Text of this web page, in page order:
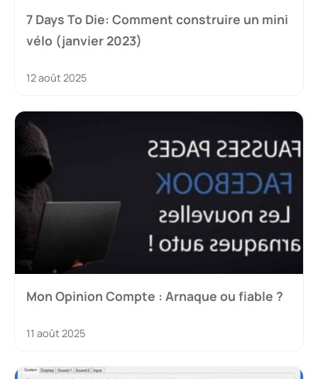
7 Days To Die: Comment construire un mini
vélo (janvier 2023)
12 août 2025
Mon Opinion Compte : Arnaque ou fiable ?
11 août 2025